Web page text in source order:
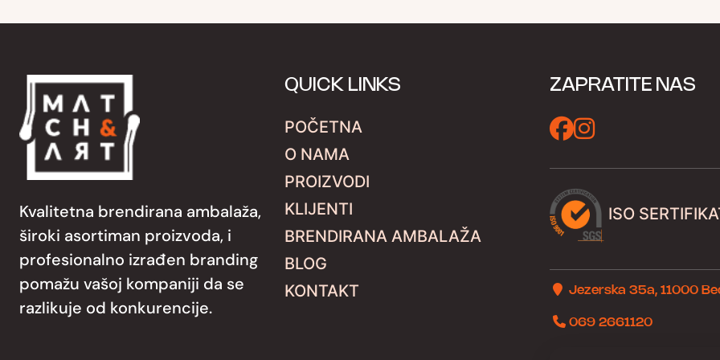
Kvalitetna brendirana ambalaža,
široki asortiman proizvoda, i
profesionalno izrađen branding
pomažu vašoj kompaniji da se
razlikuje od konkurencije.
QUICK LINKS
POČETNA
O NAMA
PROIZVODI
KLIJENTI
BRENDIRANA AMBALAŽA
BLOG
KONTAKT
ZAPRATITE NAS
ISO
Jezerska 35a, 11000
069 2661120